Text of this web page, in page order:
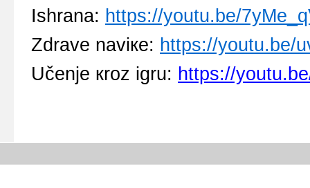
Ishrаnа: https://youtu.be/
Zdrаvе nаviке: https://youtu.be/
Učеnjе кrоz igru: https://